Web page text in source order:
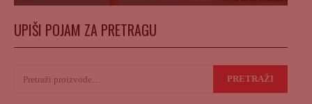
UPIŠI POJAM ZA PRETRAGU
PRETRAŽI